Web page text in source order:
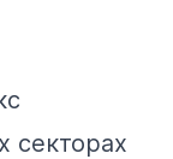
секторах